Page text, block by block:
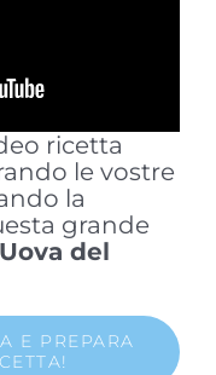
ricetta
le vostre
la
grande
del
E PREPARA